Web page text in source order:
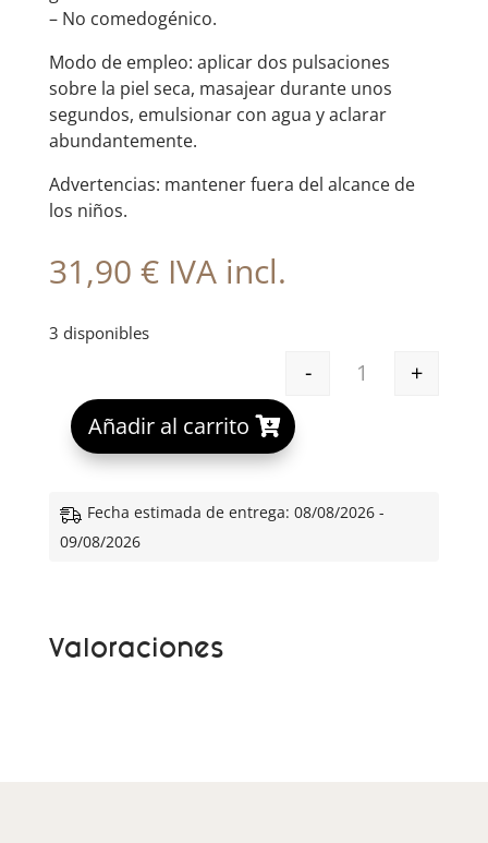
– No comedogénico.
Modo de empleo: aplicar dos pulsaciones
sobre la piel seca, masajear durante unos
segundos, emulsionar con agua y aclarar
abundantemente.
Advertencias: mantener fuera del alcance de
los niños.
31,90 € IVA incl.
3 disponibles
GH ACEITE
-
+
Añadir al carrito
A
e
Fecha estimada de entrega: 08/08/2026 -
09/08/2026
Valoraciones